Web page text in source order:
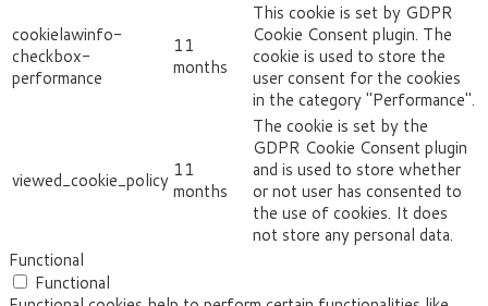
cookielawinfo-
checkbox-
performance
11
months
This cookie is set by GDPR
Cookie Consent plugin. The
cookie is used to store the
user consent for the cookies
in the category "Performance".
viewed_cookie_policy 11
months
The cookie is set by the
GDPR Cookie Consent plugin
and is used to store whether
or not user has consented to
the use of cookies. It does
not store any personal data.
Functional
Functional